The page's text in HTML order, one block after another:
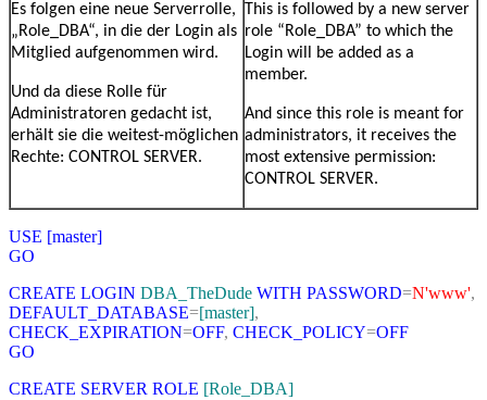
Es folgen eine neue Serverrolle,
„Role_DBA“, in die der Login als
Mitglied aufgenommen wird.
Und da diese Rolle für
Administratoren gedacht ist,
erhält sie die weitest-möglichen
Rechte: CONTROL SERVER.
This is followed by a new server
role “Role_DBA” to which the
Login will be added as a
member.
And since this role is meant for
administrators, it receives the
most extensive permission:
CONTROL SERVER.
USE [master]
GO
CREATE LOGIN DBA_TheDude WITH PASSWORD=N'www',
DEFAULT_DATABASE=[master],
CHECK_EXPIRATION=OFF, CHECK_POLICY=OFF
GO
CREATE SERVER ROLE [Role_DBA]